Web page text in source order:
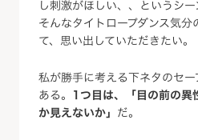
し刺激がほしい、、というシー
そんなタイトロープダンス気
て、思い出していただきたい。
私が勝手に考える下ネタのセ
ある。 1つ目は、「目の前の異
か見えないか」 だ。